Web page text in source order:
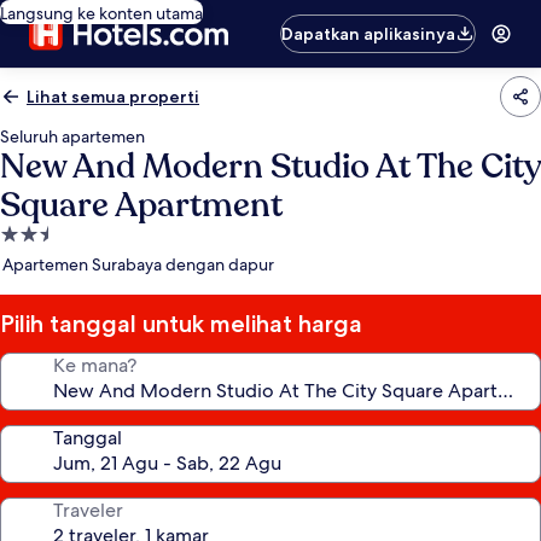
Langsung ke konten utama
Dapatkan aplikasinya
Lihat semua properti
Seluruh apartemen
New And Modern Studio At The City
Square Apartment
Properti
bintang
Apartemen Surabaya dengan dapur
Pilih tanggal untuk melihat harga
Ke mana?
Tanggal
Traveler